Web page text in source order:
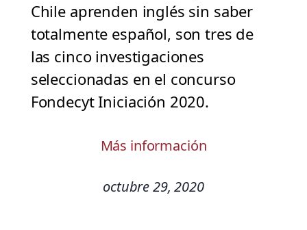
Chile aprenden inglés sin saber
totalmente español, son tres de
las cinco investigaciones
seleccionadas en el concurso
Fondecyt Iniciación 2020.
Más información
octubre 29, 2020